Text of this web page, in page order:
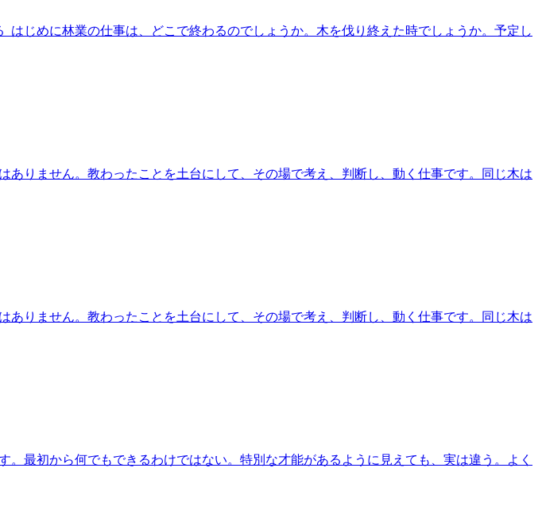
じめに林業の仕事は、どこで終わるのでしょうか。木を伐り終えた時でしょうか。予定し
りません。教わったことを土台にして、その場で考え、判断し、動く仕事です。同じ木は
りません。教わったことを土台にして、その場で考え、判断し、動く仕事です。同じ木は
最初から何でもできるわけではない。特別な才能があるように見えても、実は違う。よく